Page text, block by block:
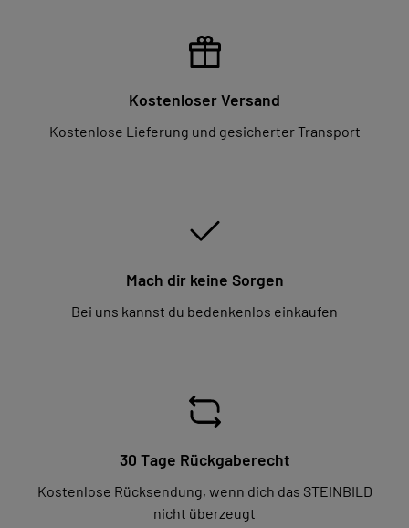
Kostenloser Versand
Kostenlose Lieferung und gesicherter Transport
Mach dir keine Sorgen
Bei uns kannst du bedenkenlos einkaufen
30 Tage Rückgaberecht
Kostenlose Rücksendung, wenn dich das STEINBILD
nicht überzeugt